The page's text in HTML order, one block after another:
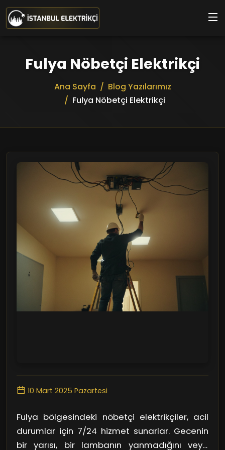
Ana içeriğe geç
Fulya Nöbetçi Elektrikçi
Ana Sayfa
Blog Yazılarımız
Fulya Nöbetçi Elektrikçi
10 Mart 2025 Pazartesi
Fulya bölgesindeki nöbetçi elektrikçiler, acil
durumlar için 7/24 hizmet sunarlar. Gecenin
bir yarısı, bir lambanın yanmadığını veya